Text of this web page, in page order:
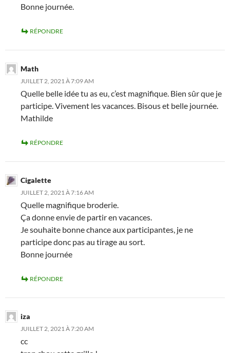
Bonne journée.
RÉPONDRE
Math
JUILLET 2, 2021 À 7:09 AM
Quelle belle idée tu as eu, c’est magnifique. Bien sûr que je
participe. Vivement les vacances. Bisous et belle journée.
Mathilde
RÉPONDRE
Cigalette
JUILLET 2, 2021 À 7:16 AM
Quelle magnifique broderie.
Ça donne envie de partir en vacances.
Je souhaite bonne chance aux participantes, je ne
participe donc pas au tirage au sort.
Bonne journée
RÉPONDRE
iza
JUILLET 2, 2021 À 7:20 AM
cc